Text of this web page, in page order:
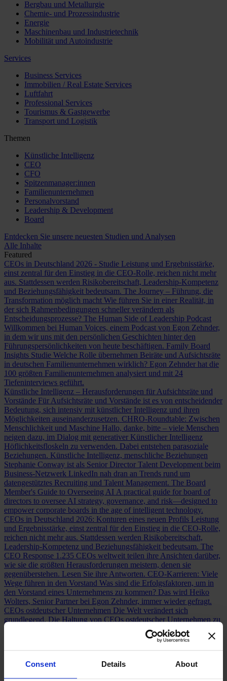
Consent Details About
Bergbau und Metallurgie
Chemie- und Prozessindustrie
Energie
Maschinenbau und Industrietechnik
Mobilität und Autoindustrie
Services
Business Services
Immobilien / Real Estate Services
Luftfahrt
Professional Services
Tourismus & Gastgewerbe
Transport und Logistik
Themen
Künstliche Intelligenz
CEO
CFO
Spitzenmanager:innen
Familienunternehmen
Personalvorstand
Leadership & Development
Board
Entdecken Sie unsere neuesten Studien und Analysen
Alle Inhalte
Featured
CEOs in Deutschland 2026 - Studie Leistung und Ergebnisstärke,
einst zentral für den Einstieg in die CEO-Rolle, reichen nicht mehr
aus. Stattdessen werden Risikobereitschaft, Leadership-Kompetenz
und Beziehungsfähigkeit bedeutsam. The Journey – Führung, die
Transformation möglich macht Wie führen Sie in einer Realität, in
der sich Rahmenbedingungen schneller verändern als
Entscheidungsprozesse? The Human Side of Leadership Podcast
Willkommen bei Human Voices, einem Podcast von Egon Zehnder,
in dem wir uns mit den persönlichen Geschichten hinter den
Führungspersönlichkeiten von heute beschäftigen. Family Board
Insights Studie Welche Rolle übernehmen Beiräte und Aufsichtsräte
in deutschen Familienunternehmen wirklich? Egon Zehnder hat die
100 größten Familienunternehmen analysiert und mit 24
Tiefeninterviews geführt.
Künstliche Intelligenz – Herausforderungen für Aufsichtsräte und
Vorstände Für Aufsichtsräte und Vorstände ist es von entscheidender
Bedeutung, sich intensiv mit künstlicher Intelligenz und ihren
Möglichkeiten auseinanderzusetzen. CHRO-Roundtable: Zwischen
Menschlichkeit und Maschine Hallo, danke, bitte – viele Menschen
neigen dazu, im Dialog mit generativer Künstlicher Intelligenz
Höflichkeitsfloskeln zu verwenden. Dabei entstehen parasoziale
Beziehungen. Künstliche Intelligenz, menschliche Beziehungen
Stephanie Conway ist als Senior Director Talent Development beim
Business-Netzwerk LinkedIn nah dran an Trends rund um
datengestütztes Recruiting und Talent Management. The Board
Member's Guide to Overseeing AI A practical guide for board of
directors to oversee AI strategy, governance, and risk—designed to
empower corporate boards in the age of intelligent technology.
CEOs in Deutschland 2026: Konturen eines neuen Profils Leistung
und Ergebnisstärke, einst zentral für den Einstieg in die CEO-Rolle,
reichen nicht mehr aus. Stattdessen werden Risikobereitschaft,
Leadership-Kompetenz und Beziehungsfähigkeit bedeutsam. The
CEO Response 1.235 CEOs weltweit teilen ihre Ansichten darüber,
wie sie die größten Herausforderungen meistern, denen sie
gegenüberstehen. Lesen Sie ihre Antworten. CEO-Karrieren: Viele
Wege führen in den Vorstand Was sind die Erfolgsfaktoren, um in
den Vorstand eines Unternehmens zu kommen? Das wird Heiko
Wolters, Senior Partner bei Egon Zehnder, immer wieder gefragt.
CEOs ostdeutscher Unternehmen Die Welt verändert sich
grundlegend. Die Haltung von CEOs ostdeutscher Unternehmen zu
den disruptiven Ereignissen unserer Zeit lesen Sie hier.
CFOs are taking on unprecedented responsibilities
organizations.Neues Kompetenzprofil für CFOs: Finanzchef:innen